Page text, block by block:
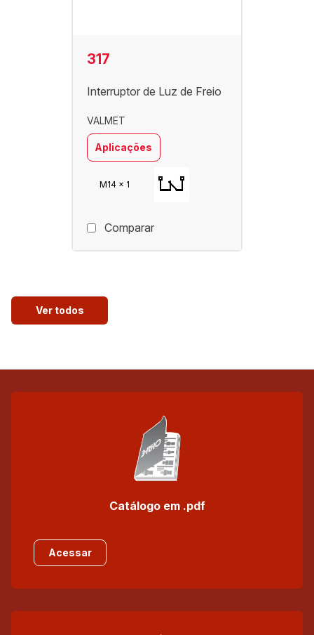
317
Interruptor de Luz de Freio
VALMET
Aplicações
M14 x 1
Comparar
Ver todos
Catálogo em .pdf
Acessar